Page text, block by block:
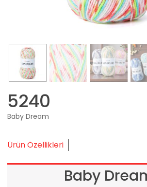
5240
Baby Dream
Ürün Özellikleri
Baby